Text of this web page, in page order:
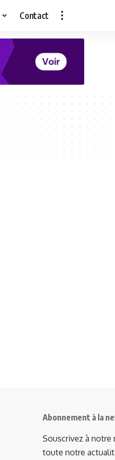
Contact
Abonnement à la
Souscrivez à
toute notre